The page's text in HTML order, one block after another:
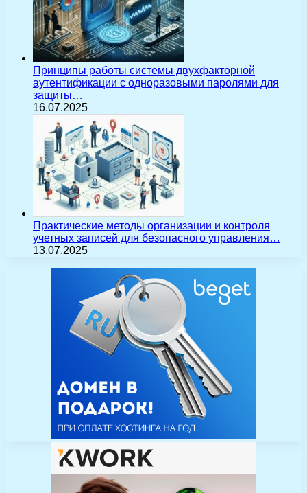
Принципы работы системы двухфакторной
аутентификации с одноразовыми паролями для
защиты…
16.07.2025
Практические методы организации и контроля
учетных записей для безопасного управления…
13.07.2025